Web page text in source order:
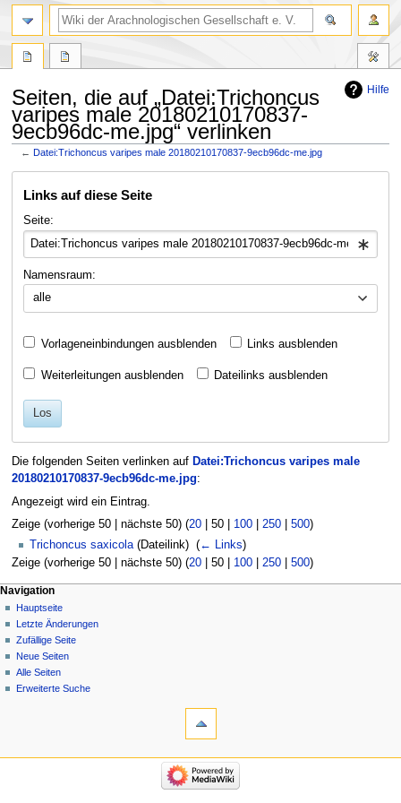
Hilfe
Seiten, die auf „Datei:Trichoncus
varipes male 20180210170837-
9ecb96dc-me.jpg“ verlinken
←Datei:Trichoncus varipes male 20180210170837-9ecb96dc-me.jpg
Navigation
Suche
Links auf diese Seite
Seite:
Namensraum:
alle
Vorlageneinbindungen ausblenden Links ausblenden
Weiterleitungen ausblenden Dateilinks ausblenden
Los
Die folgenden Seiten verlinken auf Datei:Trichoncus varipes male
20180210170837-9ecb96dc-me.jpg:
Angezeigt wird ein Eintrag.
Zeige (vorherige 50| nächste 50) (20| 50| 100| 250| 500)
Trichoncus saxicola(Dateilink) ‎ (← Links)
Zeige (vorherige 50| nächste 50) (20| 50| 100| 250| 500)
Navigation
Hauptseite
Letzte Änderungen
Zufällige Seite
Neue Seiten
Alle Seiten
Erweiterte Suche